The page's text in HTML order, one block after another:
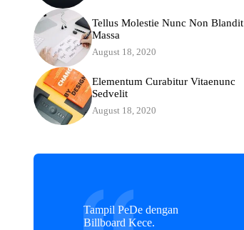
Tellus Molestie Nunc Non Blandit
Massa
August 18, 2020
Elementum Curabitur Vitaenunc
Sedvelit
August 18, 2020
Tampil PeDe dengan
Billboard Kece.